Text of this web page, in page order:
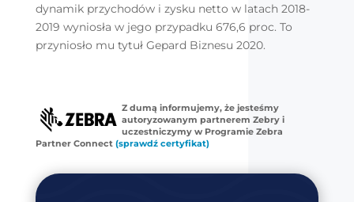
dynamik przychodów i zysku netto w latach 2018-
2019 wyniosła w jego przypadku 676,6 proc. To
przyniosło mu tytuł Gepard Biznesu 2020.
Z dumą informujemy, że jesteśmy
autoryzowanym partnerem Zebry i
uczestniczymy w Programie Zebra
Partner Connect (sprawdź certyfikat)